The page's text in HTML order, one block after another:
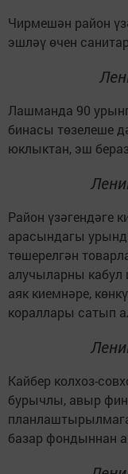
Чирмешән район
эшләү өчен
Лашманда 90
бинасы төзелеше
юклыктан, эш
Район үзәгендәге
арасындагы
төшерелгән
алучыларны кабул
аяк киемнәре,
кораллары сатып
Кайбер колхоз-
бурычлы, авыр
базар фондыннан